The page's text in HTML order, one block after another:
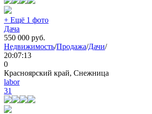
+ Ещё 1 фото
Дача
550 000 руб.
Недвижимость/Продажа/Дачи/
20:07:13
0
Красноярский край, Снежница
labor
31